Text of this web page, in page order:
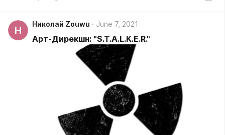
Н
Николай Zouwu June 7, 2021
Арт-Дирекшн: "S.T.A.L.K.E.R."